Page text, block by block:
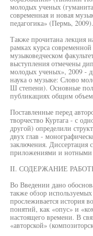
молодых ученых
современная и новая
педагогика» (Пермь, 2009).
Также прочитана лекция
рамках курса
музыковедческом
выступления отмечены
молодых ученых», 2009 -
наука о музыке: Слово
Ш степени). Основные
публикациях общим
Поставленные перед
творчество Куртага - с
другой) определили
двух глав -
заключения. Диссертация
приложениями и
II. СОДЕРЖАНИЕ
Во Введении дано
также обзор
прослеживается история
понятий, как «опус» и
настоящего времени. В
«авторской»